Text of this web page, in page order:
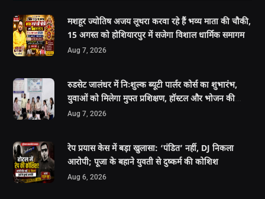
मशहूर ज्योतिष अजय लूथरा करवा रहे हैं भव्य माता की चौकी,
15 अगस्त को होशियारपुर में सजेगा विशाल धार्मिक समागम
Aug 7, 2026
रुडसेट जालंधर में निःशुल्क ब्यूटी पार्लर कोर्स का शुभारंभ,
युवाओं को मिलेगा मुफ्त प्रशिक्षण, हॉस्टल और भोजन की
सुविधा
Aug 7, 2026
रेप प्रयास केस में बड़ा खुलासा: ‘पंडित’ नहीं, DJ निकला
आरोपी; पूजा के बहाने युवती से दुष्कर्म की कोशिश
Aug 6, 2026